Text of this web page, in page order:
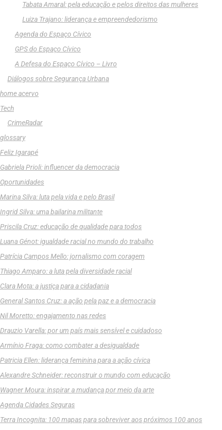
Tabata Amaral: pela educação e pelos direitos das mulheres
Luiza Trajano: liderança e empreendedorismo
Agenda do Espaço Cívico
GPS do Espaço Cívico
A Defesa do Espaço Cívico – Livro
Diálogos sobre Segurança Urbana
home acervo
Tech
CrimeRadar
glossary
Feliz Igarapé
Gabriela Prioli: influencer da democracia
Oportunidades
Marina Silva: luta pela vida e pelo Brasil
Ingrid Silva: uma bailarina militante
Priscila Cruz: educação de qualidade para todos
Luana Génot: igualdade racial no mundo do trabalho
Patrícia Campos Mello: jornalismo com coragem
Thiago Amparo: a luta pela diversidade racial
Clara Mota: a justiça para a cidadania
General Santos Cruz: a ação pela paz e a democracia
Nil Moretto: engajamento nas redes
Drauzio Varella: por um país mais sensível e cuidadoso
Armínio Fraga: como combater a desigualdade
Patricia Ellen: liderança feminina para a ação cívica
Alexandre Schneider: reconstruir o mundo com educação
Wagner Moura: inspirar a mudança por meio da arte
Agenda Cidades Seguras
Terra Incognita: 100 mapas para sobreviver aos próximos 100 anos